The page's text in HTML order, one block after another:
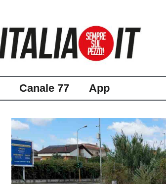
Canale 77 App